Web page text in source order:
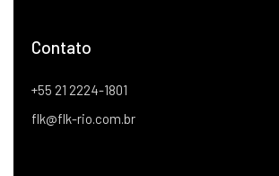
Contato
+55 21 2224-1801
flk@flk-rio.com.br